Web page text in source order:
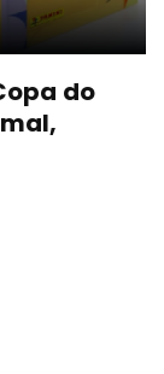
do